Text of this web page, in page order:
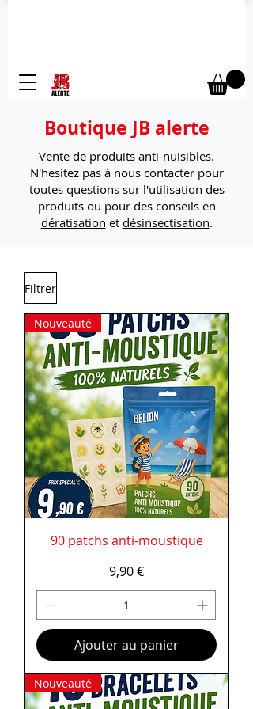
Boutique JB alerte
Vente de produits anti-nuisibles.
N'hesitez pas à nous contacter pour
toutes questions sur l'utilisation des
produits ou pour des conseils en
dératisation et désinsectisation.
Filtrer
Nouveauté
90 patchs anti-moustique
Prix
9,90 €
Ajouter au panier
Nouveauté